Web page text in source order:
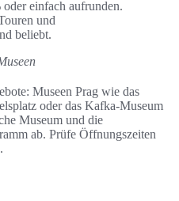
einfach aufrunden.
und
beliebt.
Museen Prag wie das
oder das Kafka-Museum
Museum und die
ab. Prüfe Öffnungszeiten